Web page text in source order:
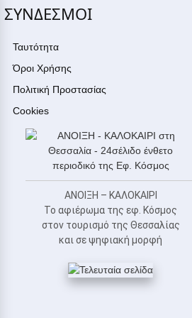
ΣΥΝΔΕΣΜΟΙ
Ταυτότητα
Όροι Χρήσης
Πολιτική Προστασίας
Cookies
ΑΝΟΙΞΗ – ΚΑΛΟΚΑΙΡΙ
Το αφιέρωμα της εφ. Κόσμος
στον τουρισμό της Θεσσαλίας
και σε ψηφιακή μορφή